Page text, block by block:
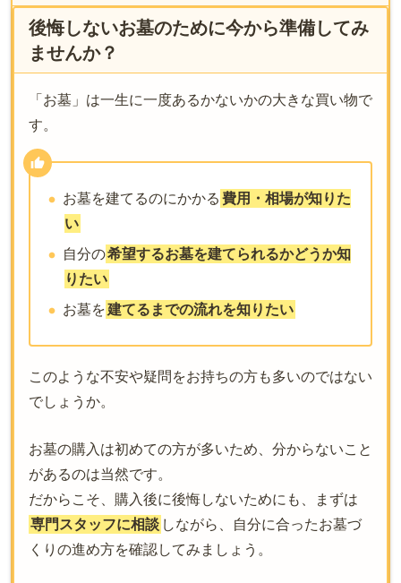
後悔しないお墓のために今から準備してみ
ませんか？
「お墓」は一生に一度あるかないかの大きな買い物で
す。
お墓を建てるのにかかる 費用・相場が知りた
い
自分の希望するお墓を建てられるかどうか知
りたい
お墓を建てるまでの流れを知りたい
このような不安や疑問をお持ちの方も多いのではない
でしょうか。
お墓の購入は初めての方が多いため、分からないこと
があるのは当然です。
だからこそ、購入後に後悔しないためにも、まずは
専門スタッフに相談 しながら、自分に合ったお墓づ
くりの進め方を確認してみましょう。